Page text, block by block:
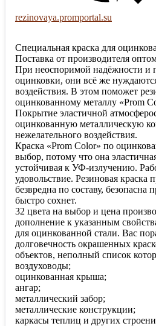
rezinovaya.promportal.su
Специальная краска для
Поставка от производителя
При неоспоримой надёжности и
оцинковки, они всё же
воздействия. В этом поможет
оцинкованному металлу «Prom
Покрытие эластичной
оцинкованную металлическую
нежелательного воздействия.
Краска «Prom Color» по
выбор, потому что она
устойчивая к УФ-излучению.
удовольствие. Резиновая краска
безвредна по составу, безопасна
быстро сохнет.
32 цвета на выбор и цена
дополнение к указанным
для оцинкованной стали. Вас
долговечность окрашенных
объектов, неполный список
воздуховоды;
оцинкованная крыша;
ангар;
металлический забор;
металлические конструкции;
каркасы теплиц и других